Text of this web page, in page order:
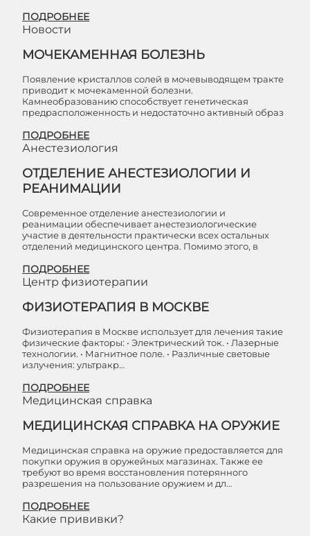
ПОДРОБНЕЕ
Новости
МОЧЕКАМЕННАЯ БОЛЕЗНЬ
Появление кристаллов солей в мочевыводящем тракте
приводит к мочекаменной болезни.
Камнеобразованию способствует генетическая
предрасположенность и недостаточно активный образ
ПОДРОБНЕЕ
Анестезиология
ОТДЕЛЕНИЕ АНЕСТЕЗИОЛОГИИ И
РЕАНИМАЦИИ
Современное отделение анестезиологии и
реанимации обеспечивает анестезиологические
участие в деятельности практически всех остальных
отделений медицинского центра. Помимо этого, в
ПОДРОБНЕЕ
Центр физиотерапии
ФИЗИОТЕРАПИЯ В МОСКВЕ
Физиотерапия в Москве использует для лечения такие
физические факторы: • Электрический ток. • Лазерные
технологии. • Магнитное поле. • Различные световые
излучения: ультракр…
ПОДРОБНЕЕ
Медицинская справка
МЕДИЦИНСКАЯ СПРАВКА НА ОРУЖИЕ
Медицинская справка на оружие предоставляется для
покупки оружия в оружейных магазинах. Также ее
требуют во время восстановления потерянного
разрешения на пользование оружием и дл…
ПОДРОБНЕЕ
Какие прививки?